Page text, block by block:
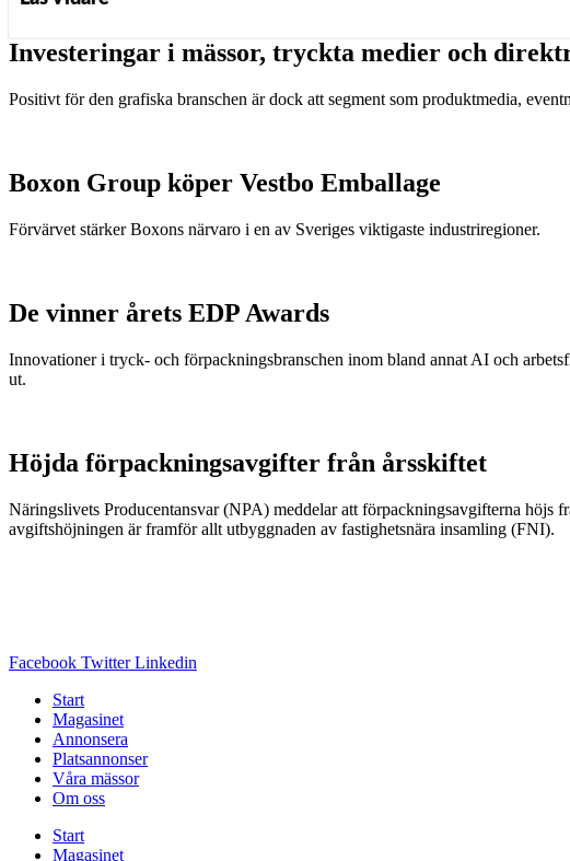
Investeringar i mässor, tryckta medier och
Positivt för den grafiska branschen är dock att segment som produktmedia,
Boxon Group köper Vestbo Emballage
Förvärvet stärker Boxons närvaro i en av Sveriges viktigaste industriregioner.
De vinner årets EDP Awards
Innovationer i tryck- och förpackningsbranschen inom bland annat AI och
ut.
Höjda förpackningsavgifter från årsskiftet
Näringslivets Producentansvar (NPA) meddelar att förpackningsavgifterna höjs
avgiftshöjningen är framför allt utbyggnaden av fastighetsnära insamling (FNI).
Facebook Twitter Linkedin
Start
Magasinet
Annonsera
Platsannonser
Våra mässor
Om oss
Start
Magasinet